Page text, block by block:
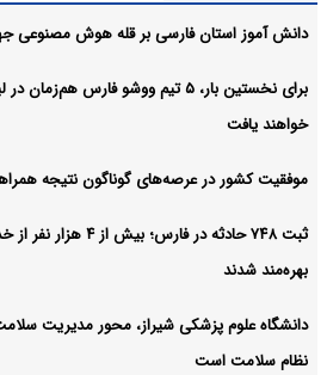
دانش آموز استان فارسی بر قله هوش مصنوعی
برای نخستین‌ بار، ۵ تیم ووشو فارس
خواهند یافت
موفقیت کشور در عرصه‌های گوناگون نتیجه
ثبت ۷۴۸ حادثه در
بهره‌مند شدند
دانشگاه علوم پزشکی شیراز، محور مدیریت
نظام سلامت است